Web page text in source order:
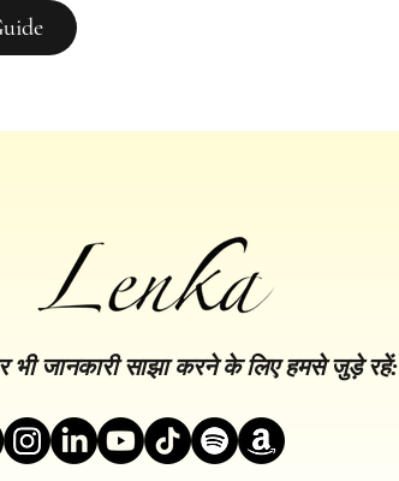
जानकारी साझा करने के लिए हमसे जुड़े रहें: